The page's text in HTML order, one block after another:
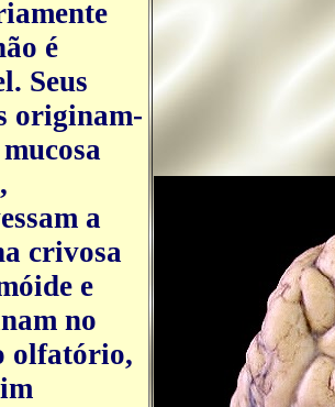
é
Seus
originam-
a
crivosa
e
no
olfatório,